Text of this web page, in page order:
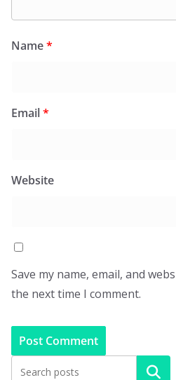
Name*
Email*
Website
Save my name, email, and
the next time I comment.
Search